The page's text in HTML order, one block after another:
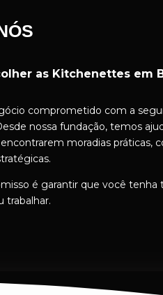
as Kitchenettes em
comprometido com a
nossa fundação, temos
moradias práticas,
é garantir que você tenha
trabalhar.